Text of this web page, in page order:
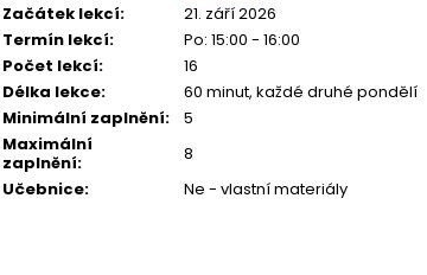
Začátek lekcí:
21. září 2026
Termín lekcí:
Po: 15:00 - 16:00
Počet lekcí:
16
Délka lekce:
60 minut, každé druhé pondělí
Minimální zaplnění:
5
Maximální
zaplnění:
8
Učebnice: Ne - vlastní materiály